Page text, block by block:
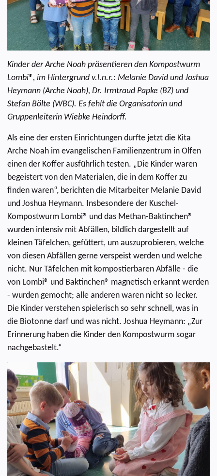
Kinder der Arche Noah präsentieren den Kompostwurm
Lombi®, im Hintergrund v.l.n.r.: Melanie David und Joshua
Heymann (Arche Noah), Dr. Irmtraud Papke (BZ) und
Stefan Bölte (WBC). Es fehlt die Organisatorin und
Gruppenleiterin Wiebke Heindorff.
Als eine der ersten Einrichtungen durfte jetzt die Kita
Arche Noah im evangelischen Familienzentrum in Olfen
einen der Koffer ausführlich testen. „Die Kinder waren
begeistert von den Materialen, die in dem Koffer zu
finden waren“, berichten die Mitarbeiter Melanie David
und Joshua Heymann. Insbesondere der Kuschel-
Kompostwurm Lombi® und das Methan-Baktinchen®
wurden intensiv mit Abfällen, bildlich dargestellt auf
kleinen Täfelchen, gefüttert, um auszuprobieren, welche
von diesen Abfällen gerne verspeist werden und welche
nicht. Nur Täfelchen mit kompostierbaren Abfälle - die
von Lombi® und Baktinchen® magnetisch erkannt werden
- wurden gemocht; alle anderen waren nicht so lecker.
Die Kinder verstehen spielerisch so sehr schnell, was in
die Biotonne darf und was nicht. Joshua Heymann: „Zur
Erinnerung haben die Kinder den Kompostwurm sogar
nachgebastelt.“